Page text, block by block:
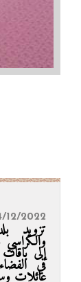
12/2022
تزويد
إلى
في
عائلات